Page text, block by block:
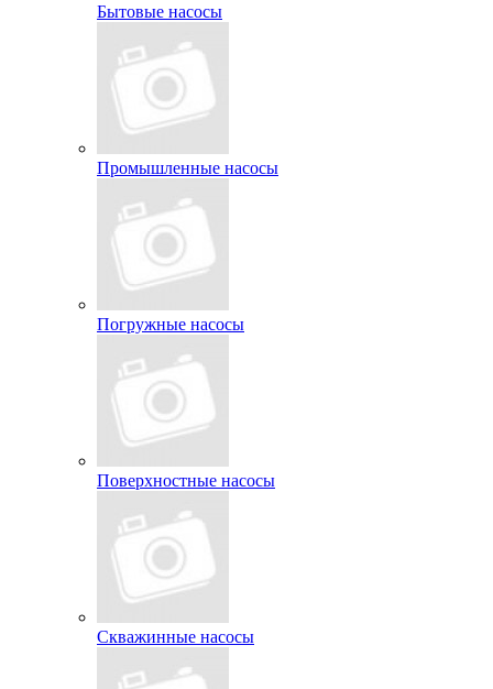
Бытовые насосы
Промышленные насосы
Погружные насосы
Поверхностные насосы
Скважинные насосы